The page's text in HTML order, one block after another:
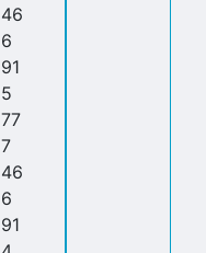
46
6
91
5
77
7
46
6
91